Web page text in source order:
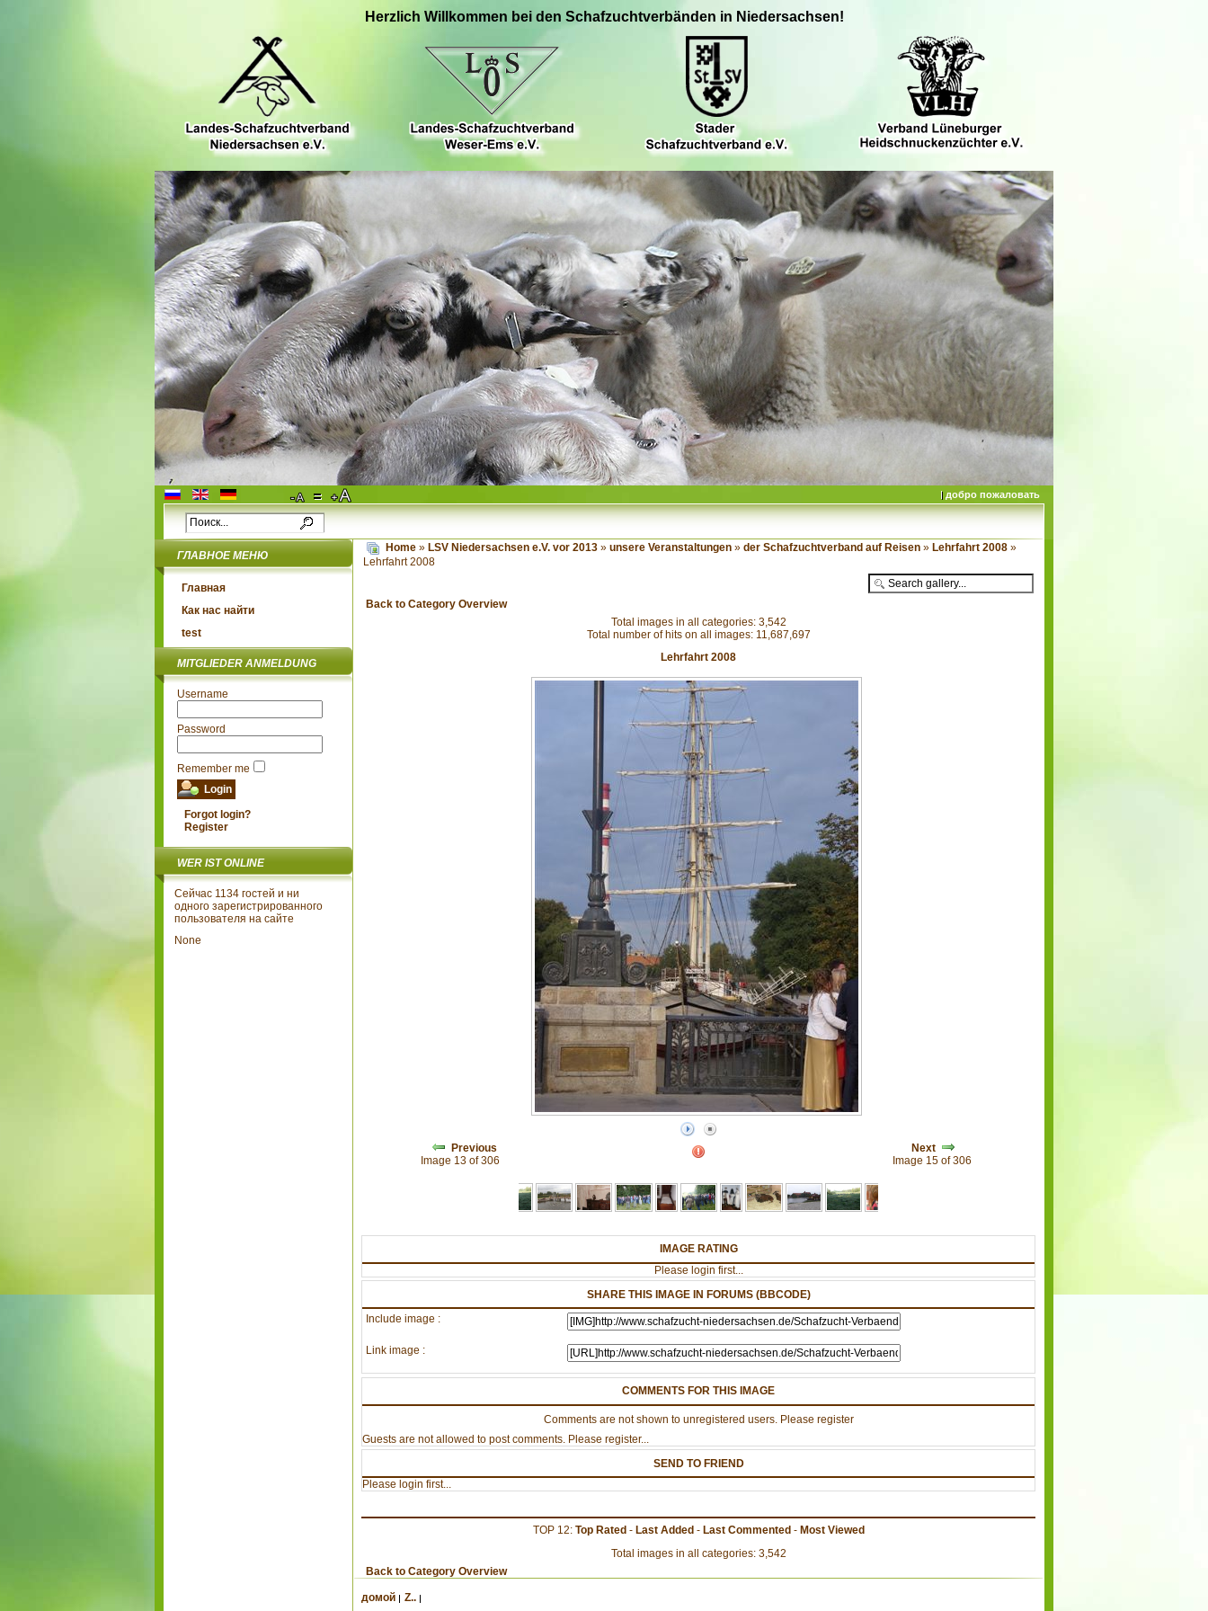
Herzlich Willkommen bei den Schafzuchtverbänden in Niedersachsen!
добро пожаловать
ГЛАВНОЕ МЕНЮ
Главная
Как нас найти
test
MITGLIEDER ANMELDUNG
Username
Password
Remember me
Forgot login?
Register
WER IST ONLINE
Сейчас 1134 гостей и ни
одного зарегистрированного
пользователя на сайте
None
Home » LSV Niedersachsen e.V. vor 2013 » unsere Veranstaltungen » der Schafzuchtverband auf Reisen » Lehrfahrt 2008 »
Lehrfahrt 2008
Back to Category Overview
Total images in all categories: 3,542
Total number of hits on all images: 11,687,697
Lehrfahrt 2008
Previous
Image 13 of 306
Next
Image 15 of 306
IMAGE RATING
Please login first...
SHARE THIS IMAGE IN FORUMS (BBCODE)
Include image :
Link image :
COMMENTS FOR THIS IMAGE
Comments are not shown to unregistered users. Please register
Guests are not allowed to post comments. Please register...
SEND TO FRIEND
Please login first...
TOP 12: Top Rated- Last Added- Last Commented- Most Viewed
Total images in all categories: 3,542
Back to Category Overview
домой Z..